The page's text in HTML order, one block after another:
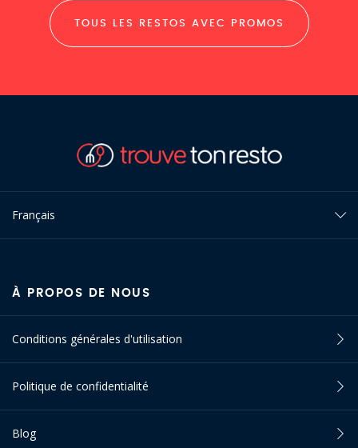
TOUS LES RESTOS AVEC PROMOS
Français
À PROPOS DE NOUS
Conditions générales d'utilisation
Politique de confidentialité
Blog